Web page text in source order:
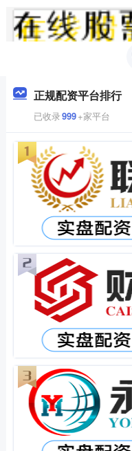
正规配资平台排行
已收录999+家平台